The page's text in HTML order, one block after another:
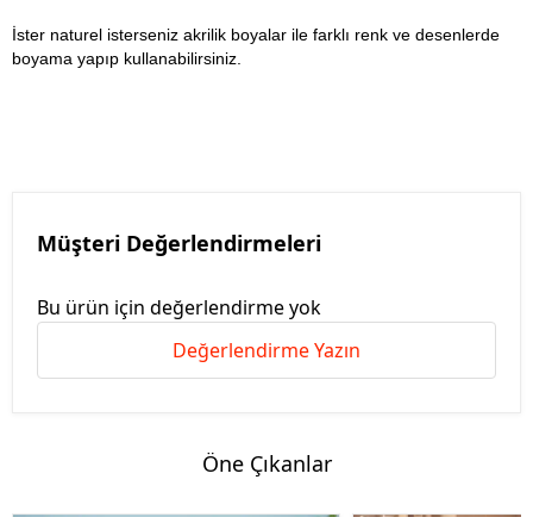
İster naturel isterseniz akrilik boyalar ile farklı renk ve desenlerde
boyama yapıp kullanabilirsiniz.
Müşteri Değerlendirmeleri
Bu ürün için değerlendirme yok
Değerlendirme Yazın
Öne Çıkanlar